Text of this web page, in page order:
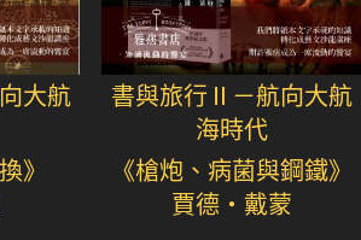
大航
》
書與旅行Ⅱ－航向大航
海時代
《槍炮、病菌與鋼鐵》
賈德・戴蒙